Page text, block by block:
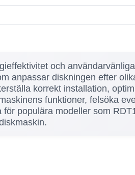
och
anpassar diskningen efter
korrekt installation,
funktioner, felsöka
populära modeller som